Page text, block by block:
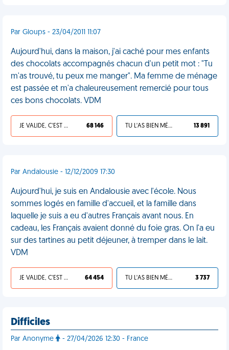
Par Gloups - 23/04/2011 11:07
Aujourd'hui, dans la maison, j'ai caché pour mes enfants
des chocolats accompagnés chacun d'un petit mot : "Tu
m'as trouvé, tu peux me manger". Ma femme de ménage
est passée et m'a chaleureusement remercié pour tous
ces bons chocolats. VDM
JE VALIDE, C'EST UNE VDM 68 146 TU L'AS BIEN MÉRITÉ 13 891
Par Andalousie - 12/12/2009 17:30
Aujourd'hui, je suis en Andalousie avec l'école. Nous
sommes logés en famille d'accueil, et la famille dans
laquelle je suis a eu d'autres Français avant nous. En
cadeau, les Français avaient donné du foie gras. On l'a eu
sur des tartines au petit déjeuner, à tremper dans le lait.
VDM
JE VALIDE, C'EST UNE VDM 64 454 TU L'AS BIEN MÉRITÉ 3 737
Difficiles
Par Anonyme - 27/04/2026 12:30 - France